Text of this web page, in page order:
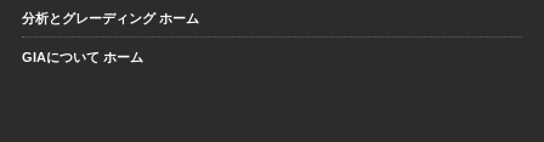
分析とグレーディング ホーム
GIAについて ホーム